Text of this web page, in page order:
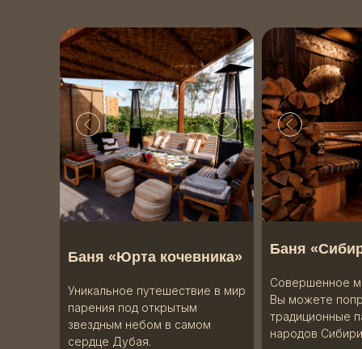
Баня
Совершенное
Вы можете
традиционные
народов
Баня «Юрта кочевника»
Уникальное путешествие в мир
парения под открытым
звездным небом в самом
сердце Дубая.